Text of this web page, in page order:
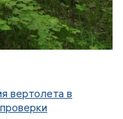
вертолета в